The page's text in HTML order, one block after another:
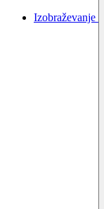
Izobraževanje